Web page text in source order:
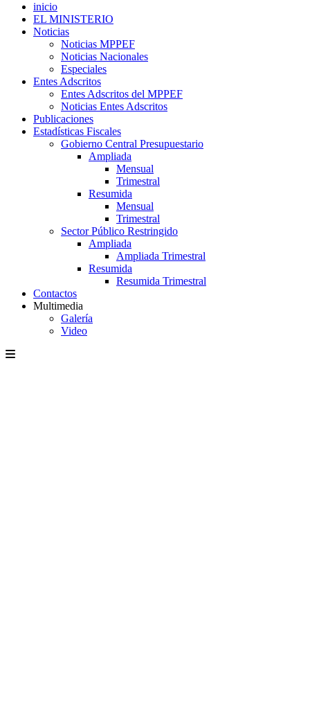
inicio
EL MINISTERIO
Noticias
Noticias MPPEF
Noticias Nacionales
Especiales
Entes Adscritos
Entes Adscritos del MPPEF
Noticias Entes Adscritos
Publicaciones
Estadísticas Fiscales
Gobierno Central Presupuestario
Ampliada
Mensual
Trimestral
Resumida
Mensual
Trimestral
Sector Público Restringido
Ampliada
Ampliada Trimestral
Resumida
Resumida Trimestral
Contactos
Multimedia
Galería
Video